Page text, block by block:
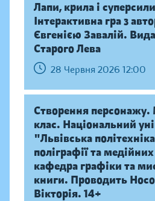
Лапи, крила і
Інтерактивна гра з
Євгенією Завалій.
Старого Лева
28 Червня 2026 12:00
Створення персонажу.
клас. Національний
"Львівська
поліграфії та
кафедра графіки та
книги. Проводить
Вікторія. 14+